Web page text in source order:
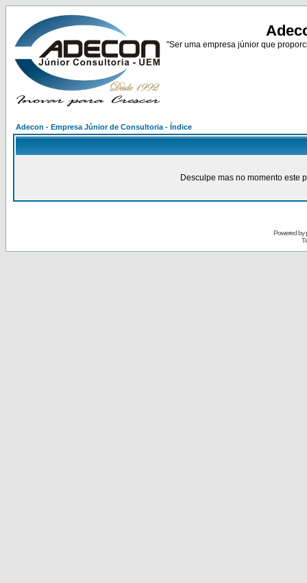
"Ser uma empresa júnior que
Adecon - Empresa Júnior de Consultoria - Índice
Desculpe mas no momento este
Powered by